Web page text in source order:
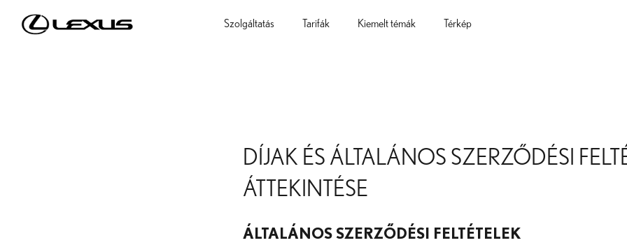
Szolgáltatás Tarifák Kiemelt témák Térkép
DÍJAK ÉS ÁLTALÁNOS SZERZŐDÉSI
ÁTTEKINTÉSE
ÁLTALÁNOS SZERZŐDÉSI FELTÉTELEK